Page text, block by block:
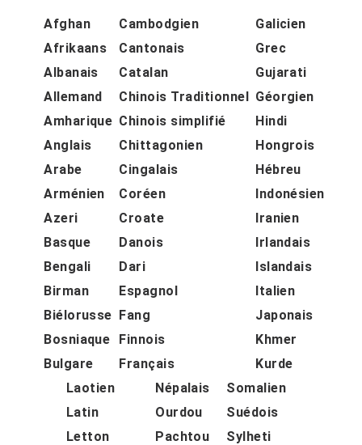
Afghan
Afrikaans
Albanais
Allemand
Amharique
Anglais
Arabe
Arménien
Azeri
Basque
Bengali
Birman
Biélorusse
Bosniaque
Bulgare
Cambodgien
Cantonais
Catalan
Chinois Traditionnel
Chinois simplifié
Chittagonien
Cingalais
Coréen
Croate
Danois
Dari
Espagnol
Fang
Finnois
Français
Galicien
Grec
Gujarati
Géorgien
Hindi
Hongrois
Hébreu
Indonésien
Iranien
Irlandais
Islandais
Italien
Japonais
Khmer
Kurde
Laotien
Latin
Letton
Népalais
Ourdou
Pachtou
Somalien
Suédois
Sylheti